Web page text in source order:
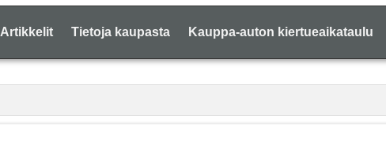
Artikkelit Tietoja kaupasta Kauppa-auton kiertueaikataulu